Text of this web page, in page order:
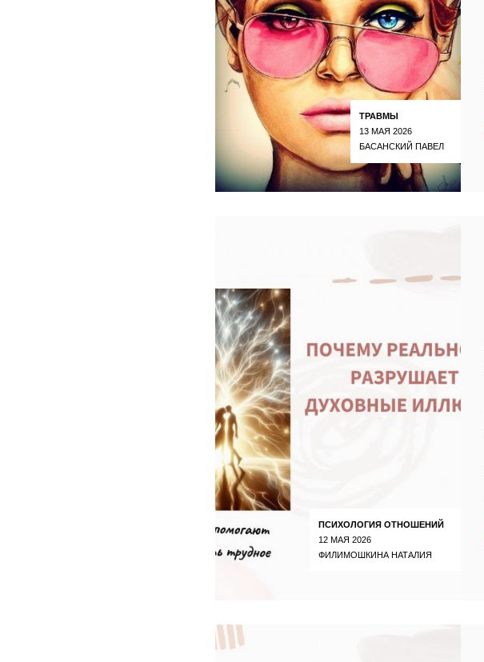
ТРАВМЫ
13 МАЯ 2026
БАСАНСКИЙ ПАВЕЛ
ПСИХОЛОГИЯ ОТНОШЕНИЙ
12 МАЯ 2026
ФИЛИМОШКИНА НАТАЛИЯ